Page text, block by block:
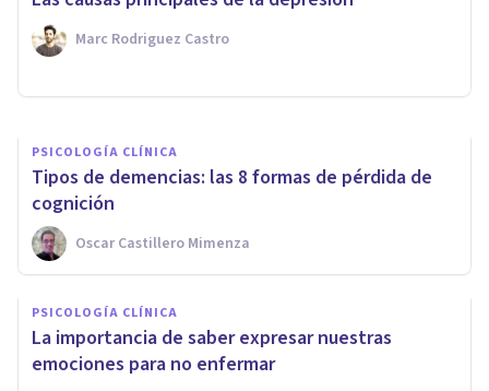
Marc Rodriguez Castro
explica este trastorno
PSICOLOGÍA CLÍNICA
Tipos de demencias: las 8 formas de pérdida de
cognición
Oscar Castillero Mimenza
PSICOLOGÍA CLÍNICA
La importancia de saber expresar nuestras
emociones para no enfermar